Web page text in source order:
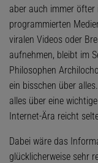
aber auch immer
programmierten
viralen Videos oder
aufnehmen, bleibt im
Philosophen
ein bisschen über
alles über eine
Internet-Ära reicht
Dabei wäre das
glücklicherweise sehr